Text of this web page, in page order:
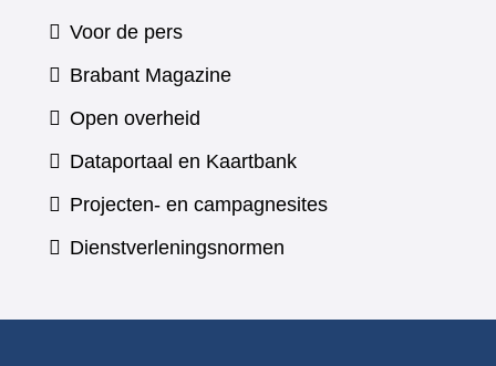
Voor de pers
Brabant Magazine(verwijst
andere
website)
Open overheid
Dataportaal en Kaartbank(verwijst
naar
Projecten- en campagnesites
Dienstverleningsnormen